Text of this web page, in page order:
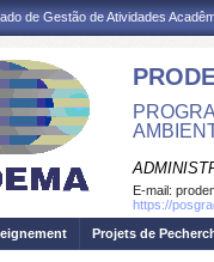
de Gestão de Atividades
E-mail:
https://
Projets de